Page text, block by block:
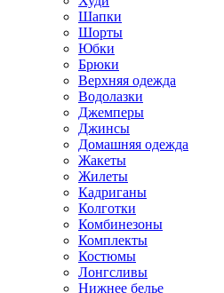
Шапки
Шорты
Юбки
Брюки
Верхняя одежда
Водолазки
Джемперы
Джинсы
Домашняя одежда
Жакеты
Жилеты
Кадриганы
Колготки
Комбинезоны
Комплекты
Костюмы
Лонгсливы
Нижнее белье